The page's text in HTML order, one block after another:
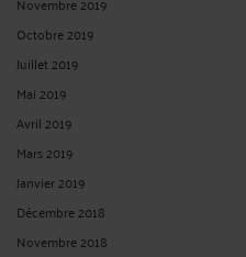
Octobre 2019
Juillet 2019
Mai 2019
Avril 2019
Mars 2019
Janvier 2019
Décembre 2018
Novembre 2018